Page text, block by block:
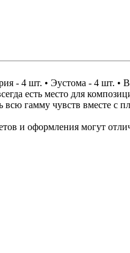
- 4 шт. • Эустома - 4 шт. •
есть место для
гамму чувств вместе с
и оформления могут